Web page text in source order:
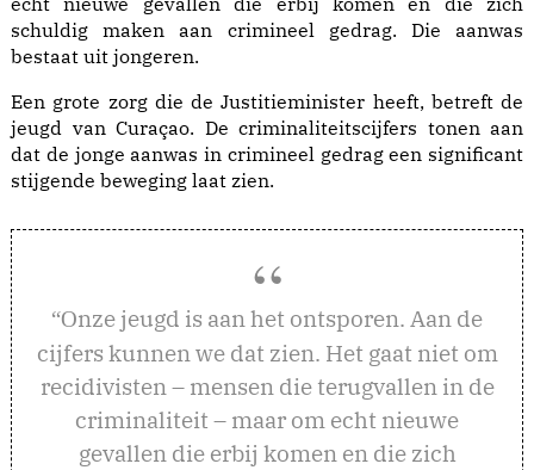
schuldig maken aan crimineel gedrag. Die aanwas
bestaat uit jongeren.
Een grote zorg die de Justitieminister heeft, betreft de
jeugd van Curaçao. De criminaliteitscijfers tonen aan
dat de jonge aanwas in crimineel gedrag een significant
stijgende beweging laat zien.
“Onze jeugd is aan het ontsporen. Aan de
cijfers kunnen we dat zien. Het gaat niet om
recidivisten – mensen die terugvallen in de
criminaliteit – maar om echt nieuwe
gevallen die erbij komen en die zich